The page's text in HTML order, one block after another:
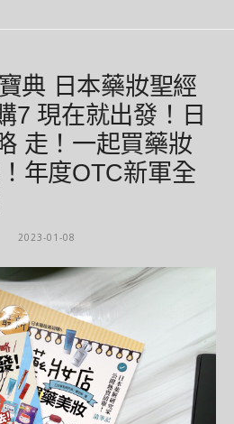
典 日本藥妝聖經
7 現在就出發！日
走！一起買藥妝
年度OTC新軍全
2023-01-08